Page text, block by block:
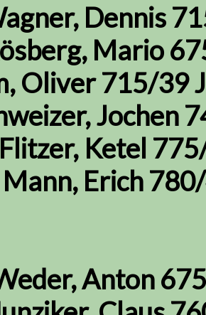
Dennis
Mario
Oliver 715/39
Jochen
Flitzer, Ketel
Mann, Erich
Anton